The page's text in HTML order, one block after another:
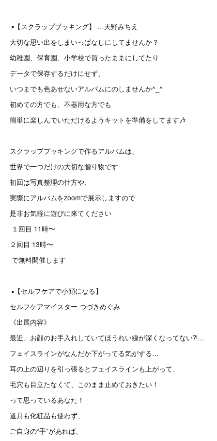
▪️【スクラップブッキング】 …天野みちえ
大切な思い出をしまいっぱなしにしてませんか？
幼稚園、保育園、小学校で買ったままにしてたり
データで保存するだけにせず、
いつまでも色あせないアルバムにのしませんか^_^
初めての方でも、不器用な方でも
簡単に楽しんでいただけるようキットを準備をしてます🎶
スクラップブッキングで作るアルバムは、
世界で一つだけの大切な贈り物です
初回は写真整理の仕方や、
実際にアルバムをzoomで展示しますので
是非お気軽に遊びに来てください
１回目 11時〜
２回目 13時〜
で無料開催します
▪️【セルフケアで小顔になる】
セルフケアマイスター つづきめぐみ
《出展内容》
最近、お顔のお手入れしていてほうれい線が深くなってない⁈…
フェイスラインがなんだか下がってる気がする…
耳の上の辺りを引っ張るとフェイスラインも上がって、
毛穴も目立たなくて、このまま止めておきたい！
って思っているあなた！
道具も化粧品も使わず、
ご自身の“手”があれば、